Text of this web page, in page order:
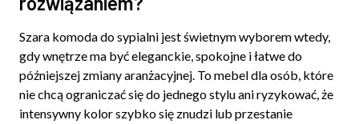
Szara komoda do sypialni jest świetnym wyborem wtedy,
gdy wnętrze ma być eleganckie, spokojne i łatwe do
późniejszej zmiany aranżacyjnej. To mebel dla osób, które
nie chcą ograniczać się do jednego stylu ani ryzykować, że
intensywny kolor szybko się znudzi lub przestanie